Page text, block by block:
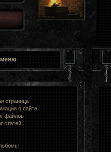
меню
страница
о сайте
файлов
статей